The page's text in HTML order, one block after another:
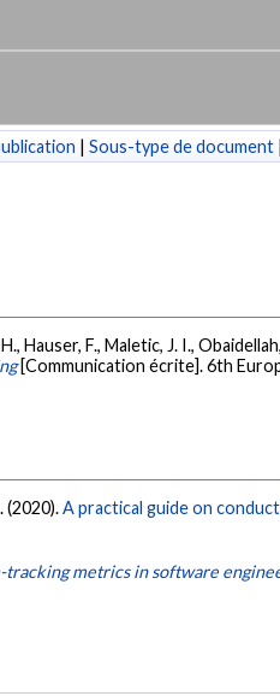
| Sous-type de document |
Hauser, F., Maletic, J. I.,
[Communication écrite]. 6th
(2020).A practical guide on
tracking metrics in software